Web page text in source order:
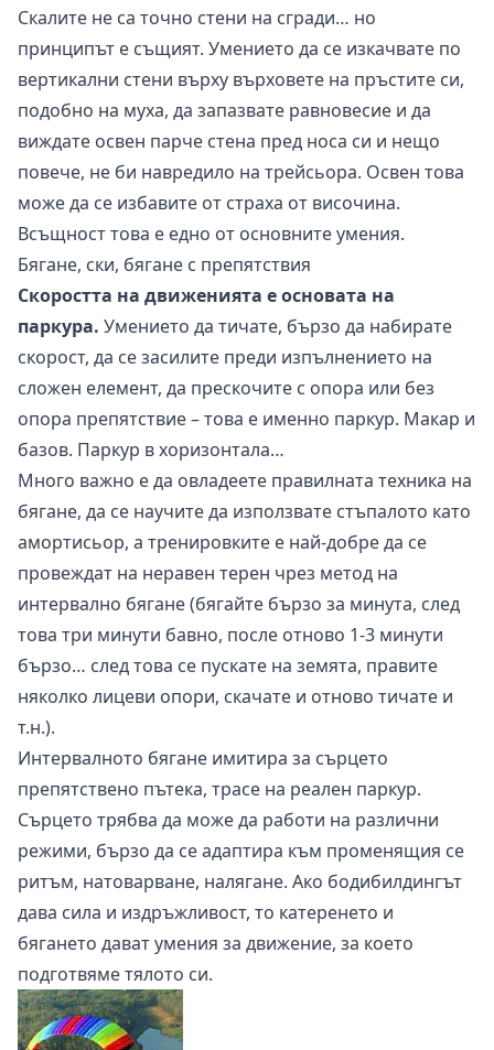
Скалите не са точно стени на сгради… но
принципът е същият. Умението да се изкачвате по
вертикални стени върху върховете на пръстите си,
подобно на муха, да запазвате равновесие и да
виждате освен парче стена пред носа си и нещо
повече, не би навредило на трейсьора. Освен това
може да се избавите от страха от височина.
Всъщност това е едно от основните умения.
Бягане, ски, бягане с препятствия
Скоростта на движенията е основата на
паркура. Умението да тичате, бързо да набирате
скорост, да се засилите преди изпълнението на
сложен елемент, да прескочите с опора или без
опора препятствие – това е именно паркур. Макар и
базов. Паркур в хоризонтала…
Много важно е да овладеете правилната техника на
бягане, да се научите да използвате стъпалото като
амортисьор, а тренировките е най-добре да се
провеждат на неравен терен чрез метод на
интервално бягане (бягайте бързо за минута, след
това три минути бавно, после отново 1-3 минути
бързо… след това се пускате на земята, правите
няколко лицеви опори, скачате и отново тичате и
т.н.).
Интервалното бягане имитира за сърцето
препятствено пътека, трасе на реален паркур.
Сърцето трябва да може да работи на различни
режими, бързо да се адаптира към променящия се
ритъм, натоварване, налягане. Ако бодибилдингът
дава сила и издръжливост, то катеренето и
бягането дават умения за движение, за което
подготвяме тялото си.